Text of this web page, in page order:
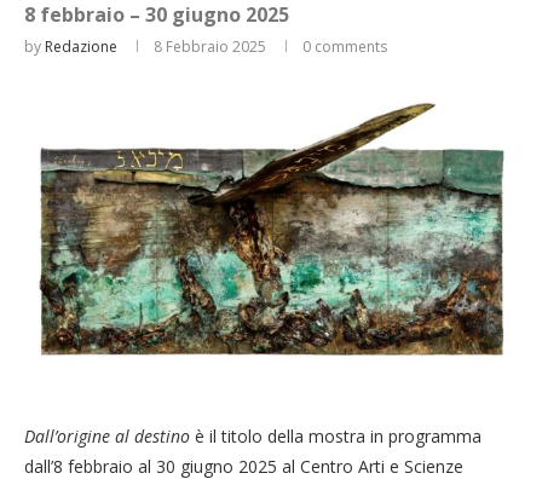
8 febbraio – 30 giugno 2025
by Redazione 8 Febbraio 2025 0 comments
Dall’origine al destino è il titolo della mostra in programma
dall’8 febbraio al 30 giugno 2025 al Centro Arti e Scienze